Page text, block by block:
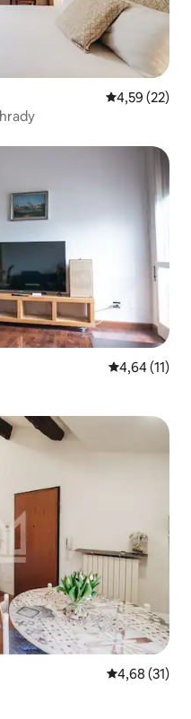
Priemerné
4,59 (22)
Priemerné
4,64 (11)
Priemerné
4,68 (31)